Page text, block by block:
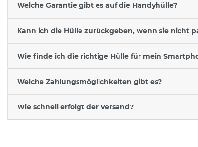
Welche Garantie gibt es auf die Handyhülle?
Kann ich die Hülle zurückgeben, wenn sie nicht
Wie finde ich die richtige Hülle für mein
Welche Zahlungsmöglichkeiten gibt es?
Wie schnell erfolgt der Versand?